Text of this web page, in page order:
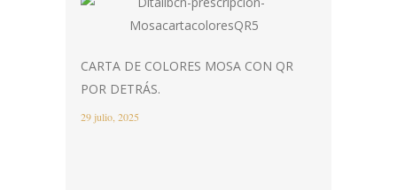
CARTA DE COLORES MOSA CON QR
POR DETRÁS.
29 julio, 2025